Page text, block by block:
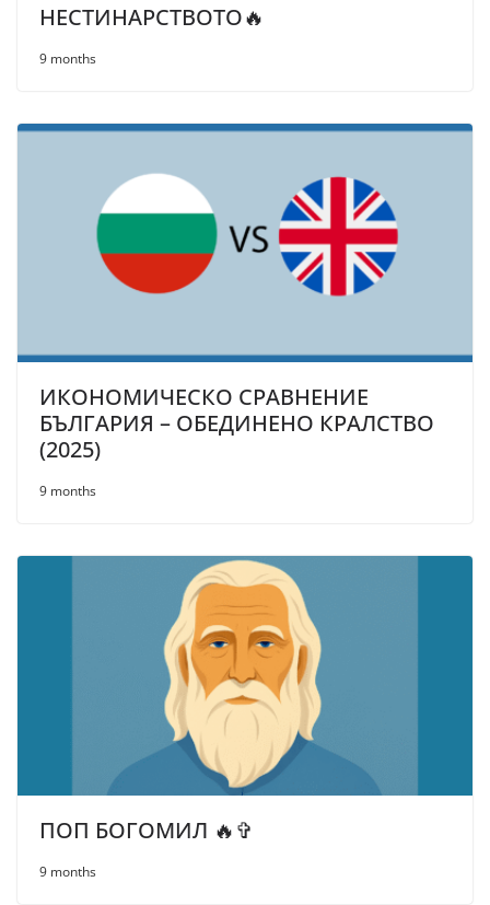
НЕСТИНАРСТВОТО🔥
9 months
ИКОНОМИЧЕСКО СРАВНЕНИЕ
БЪЛГАРИЯ – ОБЕДИНЕНО КРАЛСТВО
(2025)
9 months
ПОП БОГОМИЛ 🔥✞
9 months